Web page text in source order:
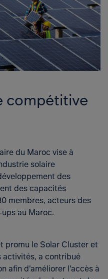
compétitive
du Maroc vise à
solaire
des
des capacités
membres, acteurs des
au Maroc.
promu le Solar Cluster et
activités, a contribué
afin d'améliorer l'accès à